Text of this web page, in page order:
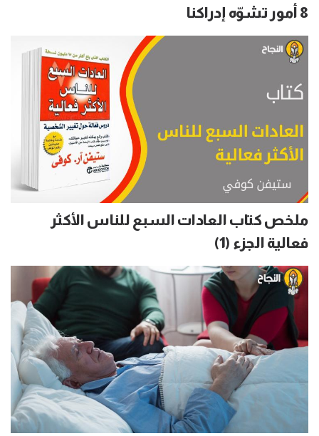
8 أمور تشوّه إدراكنا
ملخص كتاب العادات السبع للناس الأكثر
فعالية الجزء (1)